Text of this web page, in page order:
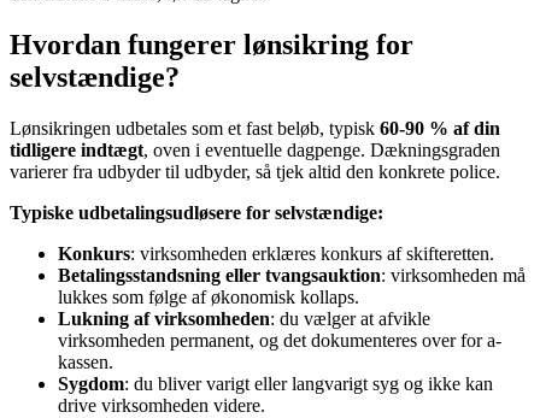
Hvordan fungerer lønsikring for
selvstændige?
Lønsikringen udbetales som et fast beløb, typisk 60-90 % af din
tidligere indtægt, oven i eventuelle dagpenge. Dækningsgraden
varierer fra udbyder til udbyder, så tjek altid den konkrete police.
Typiske udbetalingsudløsere for selvstændige:
Konkurs: virksomheden erklæres konkurs af skifteretten.
Betalingsstandsning eller tvangsauktion: virksomheden må
lukkes som følge af økonomisk kollaps.
Lukning af virksomheden: du vælger at afvikle
virksomheden permanent, og det dokumenteres over for a-
kassen.
Sygdom: du bliver varigt eller langvarigt syg og ikke kan
drive virksomheden videre.